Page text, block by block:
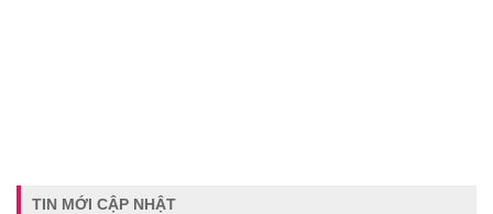
TIN MỚI CẬP NHẬT